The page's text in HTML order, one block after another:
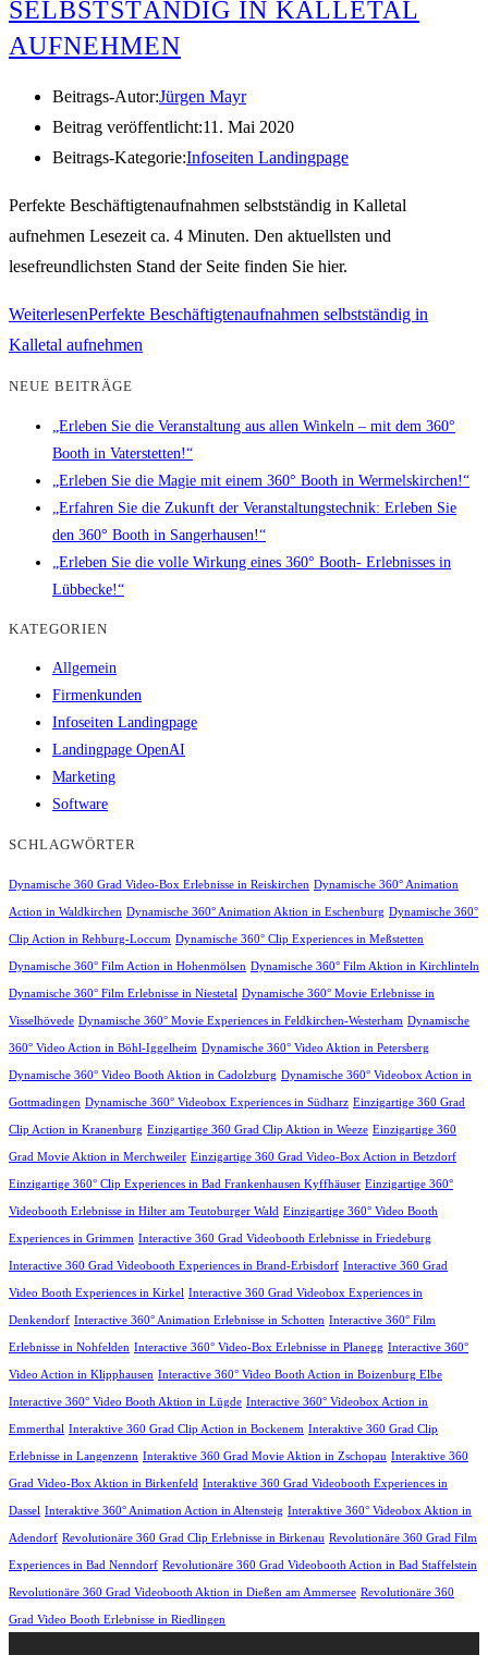
SELBSTSTÄNDIG IN KALLETAL
AUFNEHMEN
Beitrags-Autor:Jürgen Mayr
Beitrag veröffentlicht:11. Mai 2020
Beitrags-Kategorie:Infoseiten Landingpage
Perfekte Beschäftigtenaufnahmen selbstständig in Kalletal
aufnehmen Lesezeit ca. 4 Minuten. Den aktuellsten und
lesefreundlichsten Stand der Seite finden Sie hier.
WeiterlesenPerfekte Beschäftigtenaufnahmen selbstständig in
Kalletal aufnehmen
NEUE BEITRÄGE
„Erleben Sie die Veranstaltung aus allen Winkeln – mit dem 360°
Booth in Vaterstetten!“
„Erleben Sie die Magie mit einem 360° Booth in Wermelskirchen!“
„Erfahren Sie die Zukunft der Veranstaltungstechnik: Erleben Sie
den 360° Booth in Sangerhausen!“
„Erleben Sie die volle Wirkung eines 360° Booth- Erlebnisses in
Lübbecke!“
KATEGORIEN
Allgemein
Firmenkunden
Infoseiten Landingpage
Landingpage OpenAI
Marketing
Software
SCHLAGWÖRTER
Dynamische 360 Grad Video-Box Erlebnisse in Reiskirchen Dynamische 360° Animation
Action in Waldkirchen Dynamische 360° Animation Aktion in Eschenburg Dynamische 360°
Clip Action in Rehburg-Loccum Dynamische 360° Clip Experiences in Meßstetten
Dynamische 360° Film Action in Hohenmölsen Dynamische 360° Film Aktion in Kirchlinteln
Dynamische 360° Film Erlebnisse in Niestetal Dynamische 360° Movie Erlebnisse in
Visselhövede Dynamische 360° Movie Experiences in Feldkirchen-Westerham Dynamische
360° Video Action in Böhl-Iggelheim Dynamische 360° Video Aktion in Petersberg
Dynamische 360° Video Booth Aktion in Cadolzburg Dynamische 360° Videobox Action in
Gottmadingen Dynamische 360° Videobox Experiences in Südharz Einzigartige 360 Grad
Clip Action in Kranenburg Einzigartige 360 Grad Clip Aktion in Weeze Einzigartige 360
Grad Movie Aktion in Merchweiler Einzigartige 360 Grad Video-Box Action in Betzdorf
Einzigartige 360° Clip Experiences in Bad Frankenhausen Kyffhäuser Einzigartige 360°
Videobooth Erlebnisse in Hilter am Teutoburger Wald Einzigartige 360° Video Booth
Experiences in Grimmen Interactive 360 Grad Videobooth Erlebnisse in Friedeburg
Interactive 360 Grad Videobooth Experiences in Brand-Erbisdorf Interactive 360 Grad
Video Booth Experiences in Kirkel Interactive 360 Grad Videobox Experiences in
Denkendorf Interactive 360° Animation Erlebnisse in Schotten Interactive 360° Film
Erlebnisse in Nohfelden Interactive 360° Video-Box Erlebnisse in Planegg Interactive 360°
Video Action in Klipphausen Interactive 360° Video Booth Action in Boizenburg Elbe
Interactive 360° Video Booth Aktion in Lügde Interactive 360° Videobox Action in
Emmerthal Interaktive 360 Grad Clip Action in Bockenem Interaktive 360 Grad Clip
Erlebnisse in Langenzenn Interaktive 360 Grad Movie Aktion in Zschopau Interaktive 360
Grad Video-Box Aktion in Birkenfeld Interaktive 360 Grad Videobooth Experiences in
Dassel Interaktive 360° Animation Action in Altensteig Interaktive 360° Videobox Aktion in
Adendorf Revolutionäre 360 Grad Clip Erlebnisse in Birkenau Revolutionäre 360 Grad Film
Experiences in Bad Nenndorf Revolutionäre 360 Grad Videobooth Action in Bad Staffelstein
Revolutionäre 360 Grad Videobooth Aktion in Dießen am Ammersee Revolutionäre 360
Grad Video Booth Erlebnisse in Riedlingen